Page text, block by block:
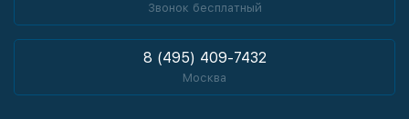
Звонок бесплатный
8 (495) 409-7432
Москва